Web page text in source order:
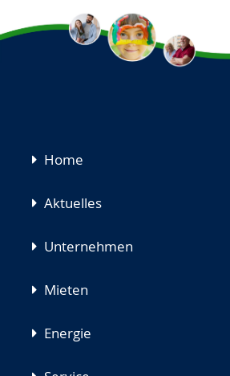
Navigation
Home
Aktuelles
Unternehmen
Mieten
Energie